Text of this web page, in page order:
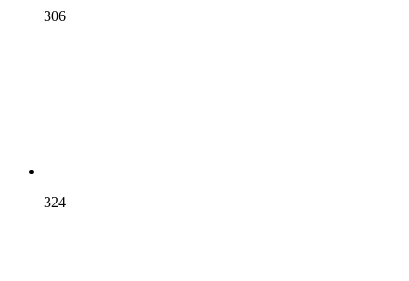
306
324